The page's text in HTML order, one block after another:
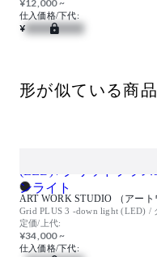
¥12,000 ~
仕入価格/下代:
¥
形が似ている商品
定価/上代:
¥34,000 ~
仕入価格/下代: